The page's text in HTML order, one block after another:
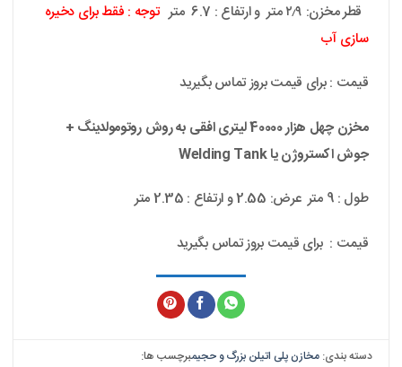
قطر مخزن: ۲٫۹ متر و ارتفاع : 6.7 متر
توجه : فقط برای دخیره
سازی آب
قیمت : برای قیمت بروز تماس بگیرید
مخزن چهل هزار 40000 لیتری افقی به روش روتومولدینگ +
جوش اکستروژن یا Welding Tank
طول : 9 متر عرض: 2.55 و ارتفاع : 2.35 متر
قیمت : برای قیمت بروز تماس بگیرید
دسته بندی:مخازن پلی اتیلن بزرگ و حجیمبرچسب ها: